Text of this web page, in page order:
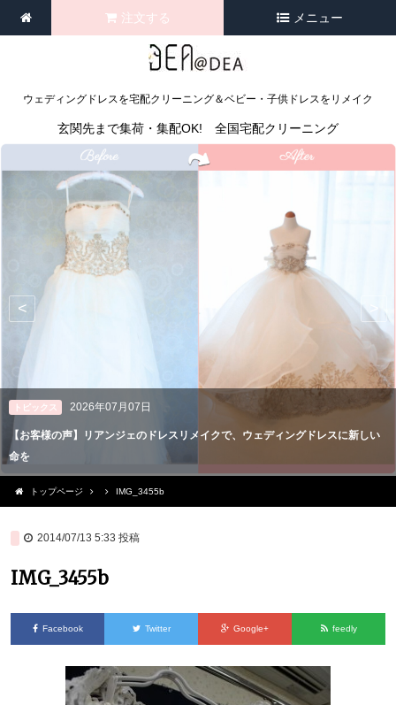
ウェディングドレスを宅配クリーニング＆ベビー・子供ドレスをリメイク
注文する メニュー
玄関先まで集荷・集配OK! 全国宅配クリーニング
トピックス 2026年07月07日
【お客様の声】リアンジェのドレスリメイクで、ウェディングドレスに新しい
命を
<
トップページ IMG_3455b
2014/07/13 5:33 投稿
IMG_3455b
Facebook Twitter Google+ feedly